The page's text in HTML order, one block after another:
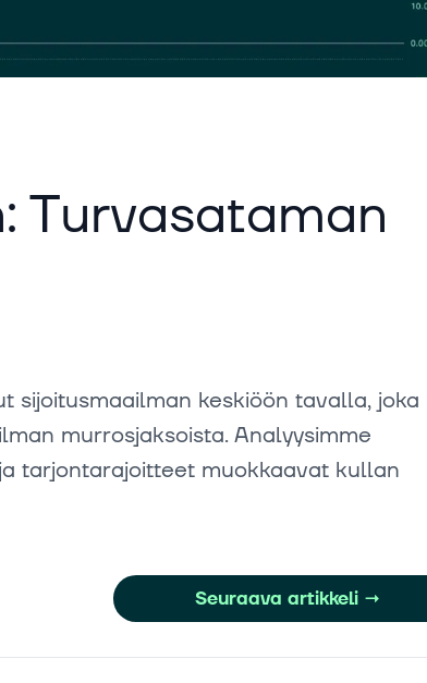
Turvasataman
sijoitusmaailman keskiöön tavalla, joka
murrosjaksoista. Analyysimme
tarjontarajoitteet muokkaavat kullan
Seuraava artikkeli →